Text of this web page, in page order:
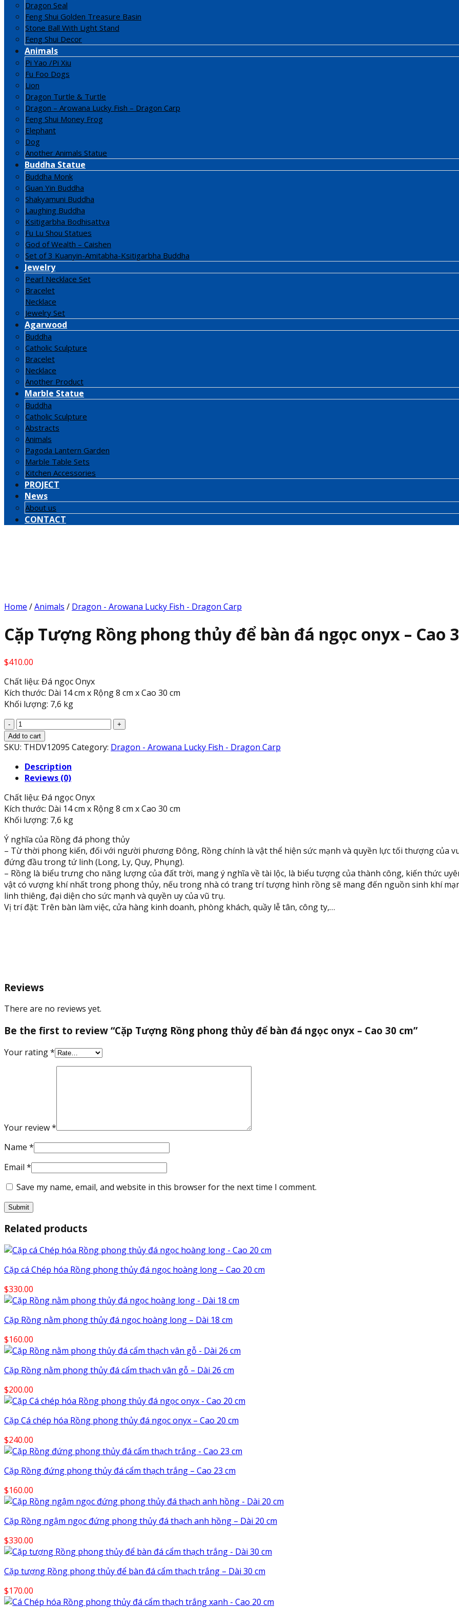
Dragon Seal
Feng Shui Golden Treasure Basin
Stone Ball With Light Stand
Feng Shui Decor
Animals
Pi Yao /Pi Xiu
Fu Foo Dogs
Lion
Dragon Turtle & Turtle
Dragon – Arowana Lucky Fish – Dragon Carp
Feng Shui Money Frog
Elephant
Dog
Another Animals Statue
Buddha Statue
Buddha Monk
Guan Yin Buddha
Shakyamuni Buddha
Laughing Buddha
Ksitigarbha Bodhisattva
Fu Lu Shou Statues
God of Wealth – Caishen
Set of 3 Kuanyin-Amitabha-Ksitigarbha Buddha
Jewelry
Pearl Necklace Set
Bracelet
Necklace
Jewelry Set
Agarwood
Buddha
Catholic Sculpture
Bracelet
Necklace
Another Product
Marble Statue
Buddha
Catholic Sculpture
Abstracts
Animals
Pagoda Lantern Garden
Marble Table Sets
Kitchen Accessories
PROJECT
News
About us
CONTACT
Home /Animals / Dragon - Arowana Lucky Fish - Dragon Carp
Cặp Tượng Rồng phong thủy để bàn đá ngọc onyx – Cao
$410.00
Chất liệu: Đá ngọc Onyx
Kích thước: Dài 14 cm x Rộng 8 cm x Cao 30 cm
Khối lượng: 7,6 kg
Cặp
Tượng
Rồng
thủy
để
đá
ngọc
onyx
-
Cao
30
cm
quantity
Add to cart
SKU: THDV12095 Category: Dragon - Arowana Lucky Fish - Dragon Carp
Description
Reviews (0)
Chất liệu: Đá ngọc Onyx
Kích thước: Dài 14 cm x Rộng 8 cm x Cao 30 cm
Khối lượng: 7,6 kg
Ý nghĩa của Rồng đá phong thủy
– Từ thời phong kiến, đối với người phương Đông, Rồng chính là vật thể hiện sức mạnh và quyền lực tối thượng của
đứng đầu trong tứ linh (Long, Ly, Quy, Phụng).
– Rồng là biểu trưng cho năng lượng của đất trời, mang ý nghĩa về tài lộc, là biểu tượng của thành công, kiến thức
vật có vượng khí nhất trong phong thủy, nếu trong nhà có trang trí tượng hình rồng sẽ mang đến nguồn sinh khí
linh thiêng, đại diện cho sức mạnh và quyền uy của vũ trụ.
Vị trí đặt: Trên bàn làm việc, cửa hàng kinh doanh, phòng khách, quầy lễ tân, công ty,…
Reviews
There are no reviews yet.
Be the first to review “Cặp Tượng Rồng phong thủy để bàn đá ngọc onyx – Cao 30 cm”
Your rating*
Your review*
Name *
Email *
Save my name, email, and website in this browser for the next time I comment.
Related products
Cặp cá Chép hóa Rồng phong thủy đá ngọc hoàng long – Cao 20 cm
$330.00
Cặp Rồng nằm phong thủy đá ngọc hoàng long – Dài 18 cm
$160.00
Cặp Rồng nằm phong thủy đá cẩm thạch vân gỗ – Dài 26 cm
$200.00
Cặp Cá chép hóa Rồng phong thủy đá ngọc onyx – Cao 20 cm
$240.00
Cặp Rồng đứng phong thủy đá cẩm thạch trắng – Cao 23 cm
$160.00
Cặp Rồng ngậm ngọc đứng phong thủy đá thạch anh hồng – Dài 20 cm
$330.00
Cặp tượng Rồng phong thủy để bàn đá cẩm thạch trắng – Dài 30 cm
$170.00